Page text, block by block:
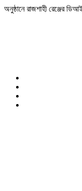
অনুষ্ঠানে রাজশাহী রেঞ্জের